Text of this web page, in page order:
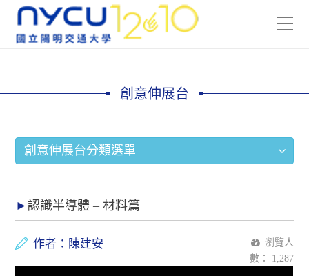
創意伸展台
創意伸展台分類選單
認識半導體 – 材料篇
作者：陳建安
瀏覽人
數： 1,287